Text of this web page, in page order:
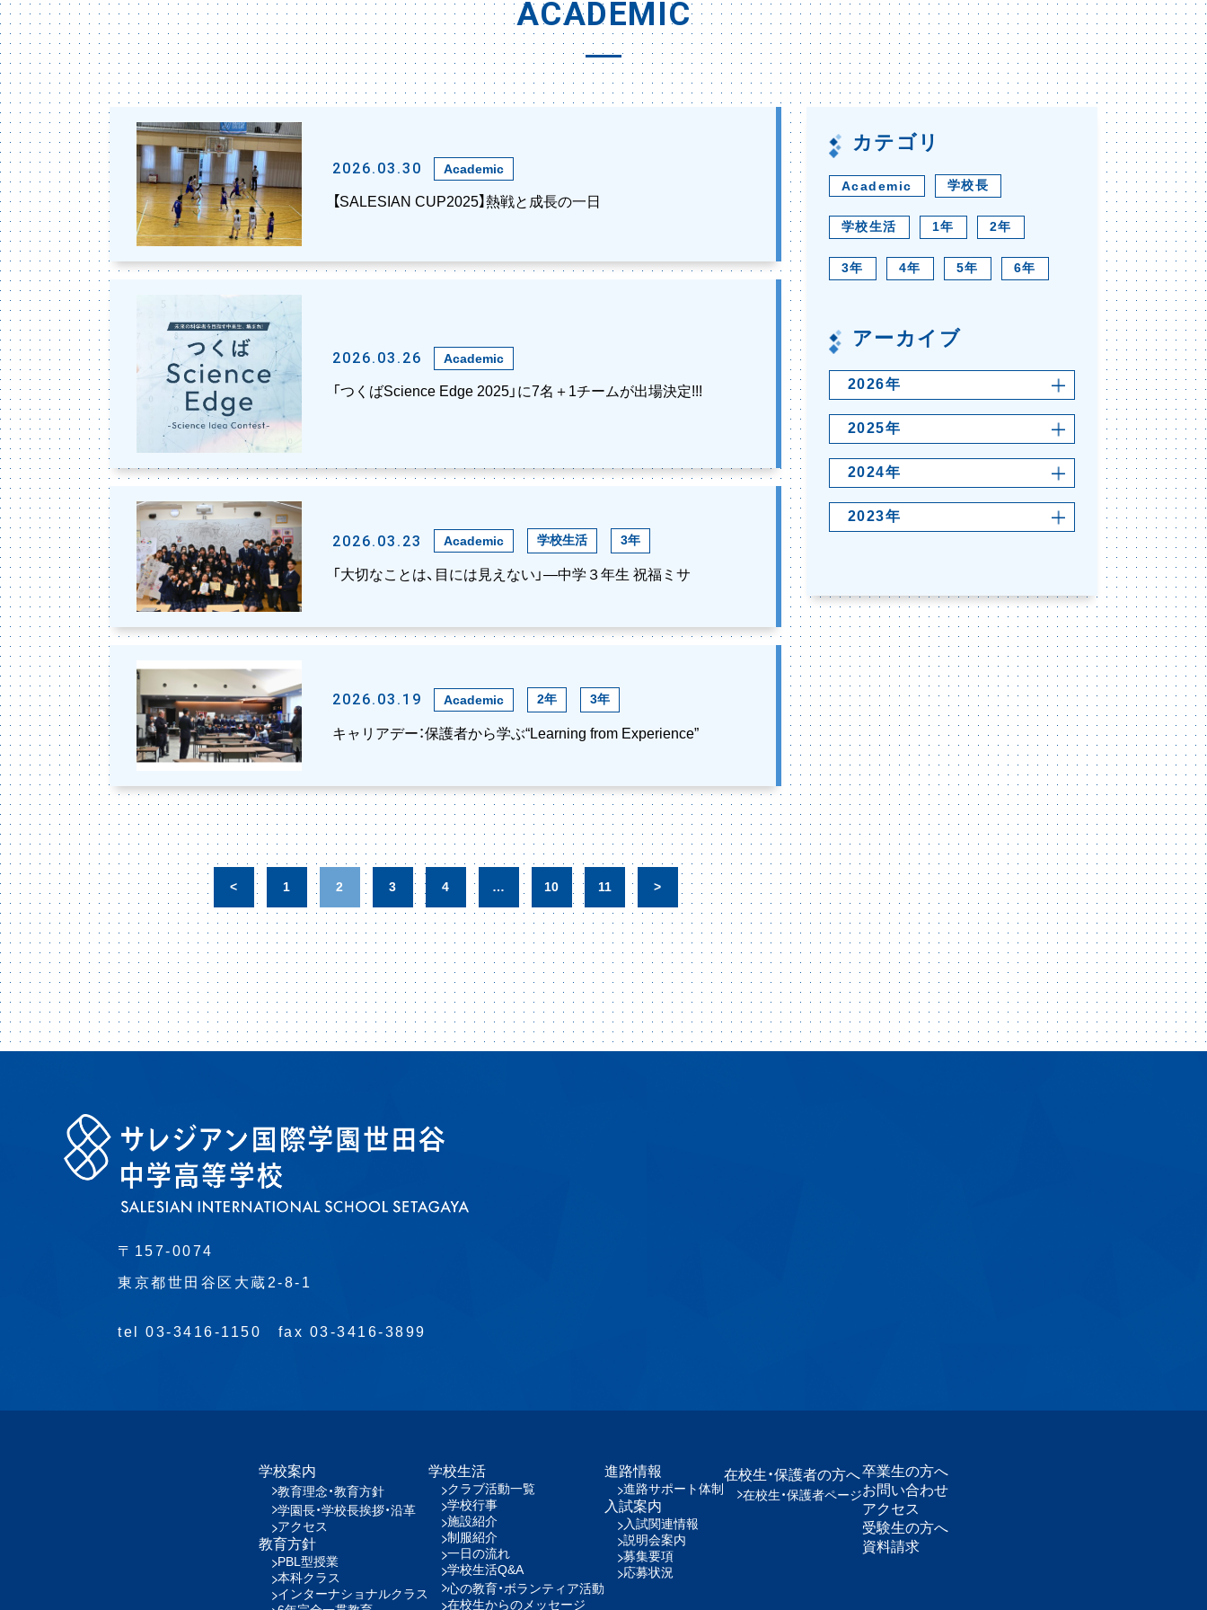
ACADEMIC
2026.03.30 Academic
【SALESIAN CUP2025】熱戦と成長の一日
2026.03.26 Academic
「つくばScience Edge 2025」に7名＋1チームが出場決定!!!
2026.03.23 Academic 学校生活 3年
「大切なことは、目には見えない」―中学３年生 祝福ミサ
2026.03.19 Academic 2年 3年
キャリアデー：保護者から学ぶ“Learning from Experience”
< 1 2 3 4 … 10 11 >
カテゴリ
Academic 学校長
学校生活 1年 2年
3年 4年 5年 6年
アーカイブ
2026年
2025年
2024年
2023年
〒157-0074
東京都世田谷区大蔵2-8-1
tel 03-3416-1150 fax 03-3416-3899
学校案内
教育理念・教育方針
学園長・学校長挨拶・沿革
アクセス
教育方針
PBL型授業
本科クラス
インターナショナルクラス
学校生活
クラブ活動一覧
学校行事
施設紹介
制服紹介
一日の流れ
学校生活Q&A
心の教育・ボランティア活動
在校生からのメッセージ
進路情報
進路サポート体制
入試案内
入試関連情報
説明会案内
募集要項
応募状況
在校生・保護者の方へ
在校生・保護者ページ
卒業生の方へ
お問い合わせ
アクセス
受験生の方へ
資料請求